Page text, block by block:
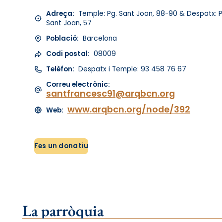
Adreça: Temple: Pg. Sant Joan, 88-90 & Despatx:
Sant Joan, 57
Població: Barcelona
Codi postal: 08009
Telèfon: Despatx i Temple: 93 458 76 67
Correu electrònic:
santfrancesc91@arqbcn.org
Web: www.arqbcn.org/node/392
Fes un donatiu
La parròquia